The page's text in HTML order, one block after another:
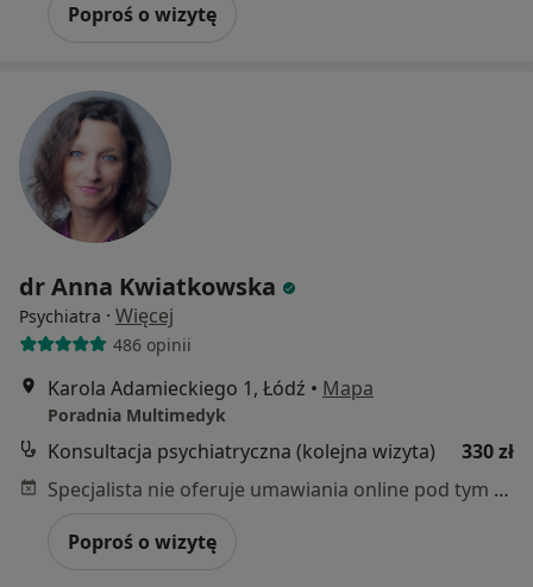
Poproś o wizytę
dr Anna Kwiatkowska
Psychiatra · Więcej
486 opinii
Karola Adamieckiego 1, Łódź • Mapa
Poradnia Multimedyk
Konsultacja psychiatryczna (kolejna wizyta)
330 zł
Specjalista nie oferuje umawiania online pod tym adresem.
Poproś o wizytę